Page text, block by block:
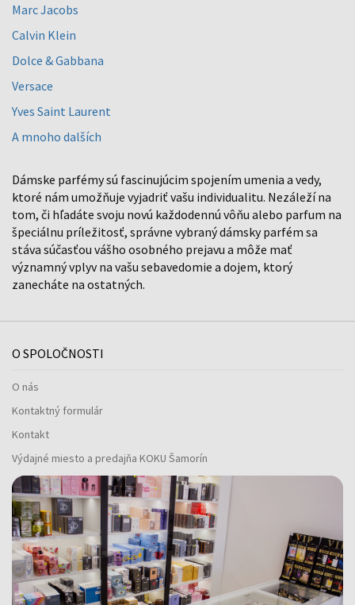
Marc Jacobs
Calvin Klein
Dolce & Gabbana
Versace
Yves Saint Laurent
A mnoho dalších
Dámske parfémy sú fascinujúcim spojením umenia a vedy,
ktoré nám umožňuje vyjadriť vašu individualitu. Nezáleží na
tom, či hľadáte svoju novú každodennú vôňu alebo parfum na
špeciálnu príležitosť, správne vybraný dámsky parfém sa
stáva súčasťou vášho osobného prejavu a môže mať
významný vplyv na vašu sebavedomie a dojem, ktorý
zanecháte na ostatných.
O SPOLOČNOSTI
O nás
Kontaktný formulár
Kontakt
Výdajné miesto a predajňa KOKU Šamorín